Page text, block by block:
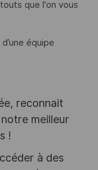
que l'on vous
équipe
reconnait
meilleur
!
à des